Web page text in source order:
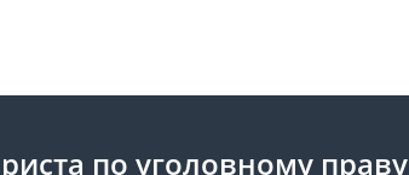
по уголовному праву